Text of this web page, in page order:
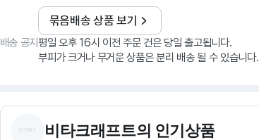
묶음배송 상품 보기
배송 공지평일 오후 16시 이전 주문 건은 당일 출고됩니다.
부피가 크거나 무거운 상품은 분리 배송 될 수 있습니다.
비타크래프트의 인기상품